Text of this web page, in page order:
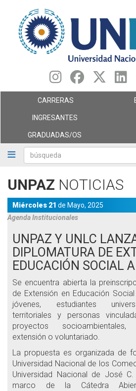
contenido
principal
búsqueda
CARRERAS
INGRESANTES
GRADUADAS/OS
UNPAZ NOTICIAS
Miércoles 21 de Mayo, 2025
AgendaInstitucionales
UNPAZ Y UNLC
DIPLOMATURA DE
EDUCACIÓN SOCIAL
Se encuentra abierta la
de Extensión en Educación
jóvenes, estudiantes
territoriales y personas
proyectos
extensión o voluntariado.
La propuesta es organizada de
Universidad Nacional de los
Universidad Nacional de José C.
marco de la Cátedra